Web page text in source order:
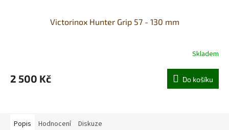
Victorinox Hunter Grip 57 - 130 mm
Skladem
2 500 Kč Do košíku
Popis Hodnocení Diskuze